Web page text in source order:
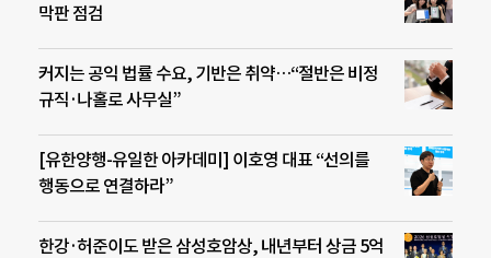
막판 점검
커지는 공익 법률 수요, 기반은 취약…“절반은 비정
규직·나홀로 사무실”
[유한양행-유일한 아카데미] 이호영 대표 “선의를
행동으로 연결하라”
한강·허준이도 받은 삼성호암상, 내년부터 상금 5억